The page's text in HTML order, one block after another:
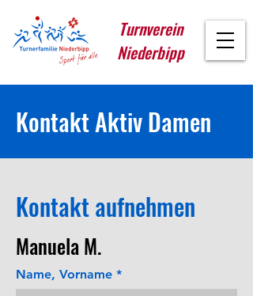
Turnverein
Niederbipp
Kontakt Aktiv Damen
Kontakt aufnehmen
Manuela M.
Name, Vorname